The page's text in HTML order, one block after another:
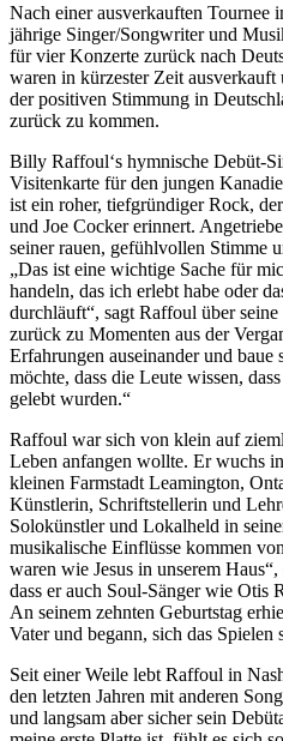
Nach einer ausverkauften Tournee
jährige Singer/Songwriter und
für vier Konzerte zurück nach
waren in kürzester Zeit
der positiven Stimmung in
zurück zu kommen.
Billy Raffoul‘s hymnische Debüt-
Visitenkarte für den jungen
ist ein roher, tiefgründiger Rock,
und Joe Cocker erinnert.
seiner rauen, gefühlvollen Stimme
„Das ist eine wichtige Sache für
handeln, das ich erlebt habe oder
durchläuft“, sagt Raffoul über
zurück zu Momenten aus der
Erfahrungen auseinander und
möchte, dass die Leute wissen,
gelebt wurden.“
Raffoul war sich von klein auf
Leben anfangen wollte. Er wuchs
kleinen Farmstadt Leamington,
Künstlerin, Schriftstellerin und
Solokünstler und Lokalheld in
musikalische Einflüsse kommen
waren wie Jesus in unserem
dass er auch Soul-Sänger wie Otis
An seinem zehnten Geburtstag
Vater und begann, sich das Spielen
Seit einer Weile lebt Raffoul in
den letzten Jahren mit anderen
und langsam aber sicher sein